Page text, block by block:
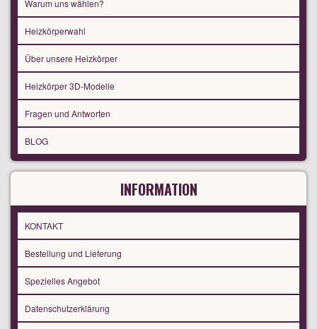
Warum uns wählen?
Heizkörperwahl
Über unsere Heizkörper
Heizkörper 3D-Modelle
Fragen und Antworten
BLOG
INFORMATION
KONTAKT
Bestellung und Lieferung
Spezielles Angebot
Datenschutzerklärung